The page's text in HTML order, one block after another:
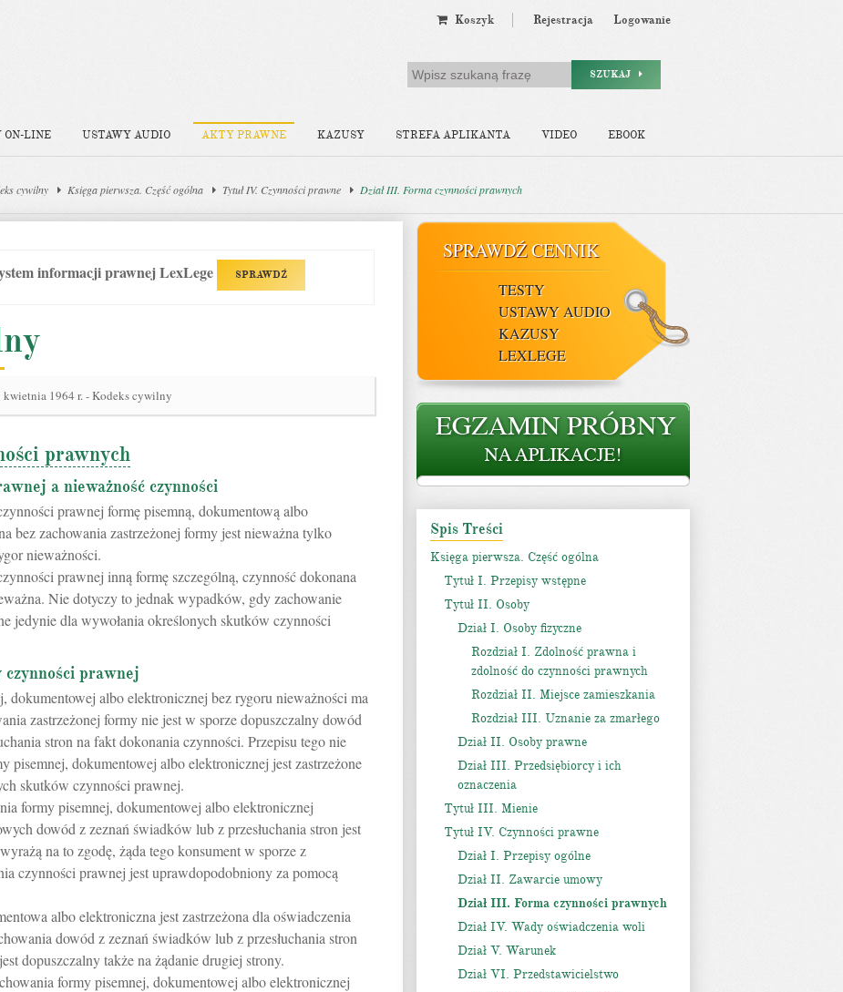
Koszyk Rejestracja Logowanie
SZUKAJ
ON-LINE USTAWY AUDIO AKTY PRAWNE KAZUSY STREFA APLIKANTA VIDEO EBOOK
cywilny Księga pierwsza. Część ogólna Tytuł IV. Czynności prawne Dział III. Forma czynności prawnych
informacji prawnej LexLege SPRAWDŹ
kwietnia 1964 r. - Kodeks cywilny
prawnych
a nieważność czynności
prawnej formę pisemną, dokumentową albo
bez zachowania zastrzeżonej formy jest nieważna tylko
nieważności.
prawnej inną formę szczególną, czynność dokonana
Nie dotyczy to jednak wypadków, gdy zachowanie
jedynie dla wywołania określonych skutków czynności
prawnej
dokumentowej albo elektronicznej bez rygoru nieważności ma
zastrzeżonej formy nie jest w sporze dopuszczalny dowód
stron na fakt dokonania czynności. Przepisu tego nie
pisemnej, dokumentowej albo elektronicznej jest zastrzeżone
skutków czynności prawnej.
formy pisemnej, dokumentowej albo elektronicznej
dowód z zeznań świadków lub z przesłuchania stron jest
na to zgodę, żąda tego konsument w sporze z
czynności prawnej jest uprawdopodobniony za pomocą
albo elektroniczna jest zastrzeżona dla oświadczenia
dowód z zeznań świadków lub z przesłuchania stron
dopuszczalny także na żądanie drugiej strony.
formy pisemnej, dokumentowej albo elektronicznej
SPRAWDŹ CENNIK
TESTY
USTAWY AUDIO
KAZUSY
LEXLEGE
Spis Treści
Księga pierwsza. Część ogólna
Tytuł I. Przepisy wstępne
Tytuł II. Osoby
Dział I. Osoby fizyczne
Rozdział I. Zdolność prawna i
zdolność do czynności prawnych
Rozdział II. Miejsce zamieszkania
Rozdział III. Uznanie za zmarłego
Dział II. Osoby prawne
Dział III. Przedsiębiorcy i ich
oznaczenia
Tytuł III. Mienie
Tytuł IV. Czynności prawne
Dział I. Przepisy ogólne
Dział II. Zawarcie umowy
Dział III. Forma czynności prawnych
Dział IV. Wady oświadczenia woli
Dział V. Warunek
Dział VI. Przedstawicielstwo